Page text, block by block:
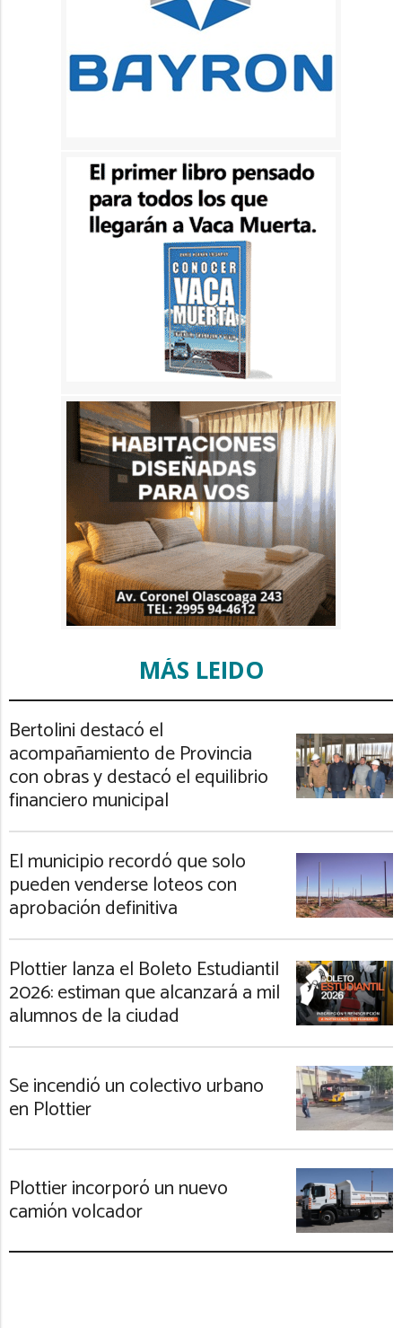
MÁS LEIDO
Bertolini destacó el
acompañamiento de Provincia
con obras y destacó el equilibrio
financiero municipal
El municipio recordó que solo
pueden venderse loteos con
aprobación definitiva
Plottier lanza el Boleto Estudiantil
2026: estiman que alcanzará a mil
alumnos de la ciudad
Se incendió un colectivo urbano
en Plottier
Plottier incorporó un nuevo
camión volcador